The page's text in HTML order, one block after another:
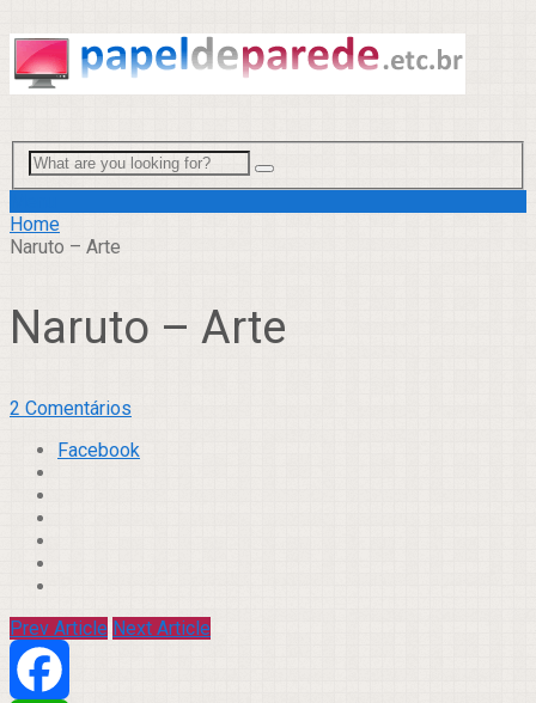
Home
Naruto – Arte
Naruto – Arte
2 Comentários
Facebook
Prev Article Next Article